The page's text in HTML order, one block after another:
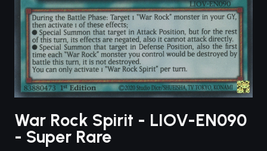
War Rock Spirit - LIOV-EN090
- Super Rare